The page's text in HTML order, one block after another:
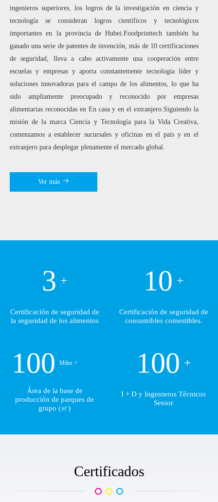
ingenieros superiores, los logros de la investigación en ciencia y
tecnología se consideran logros científicos y tecnológicos
importantes en la provincia de Hubei.Foodprinttech también ha
ganado una serie de patentes de invención, más de 10 certificaciones
de seguridad, lleva a cabo activamente una cooperación entre
escuelas y empresas y aporta constantemente tecnología líder y
soluciones innovadoras para el campo de los alimentos, lo que ha
sido ampliamente preocupado y reconocido por empresas
alimentarias reconocidas en En casa y en el extranjero.Siguiendo la
misión de la marca Ciencia y Tecnología para la Vida Creativa,
comenzamos a establecer sucursales y oficinas en el país y en el
extranjero para desplegar plenamente el mercado global.
Ver más
3 +
Certificación de seguridad de
la seguridad de los alimentos
10 +
Certificación de seguridad de
consumibles comestibles.
100 Miles +
Área de la base de
producción de parques de
grupo (㎡)
100 +
I + D y Ingenieros Técnicos
Senior
Certificados